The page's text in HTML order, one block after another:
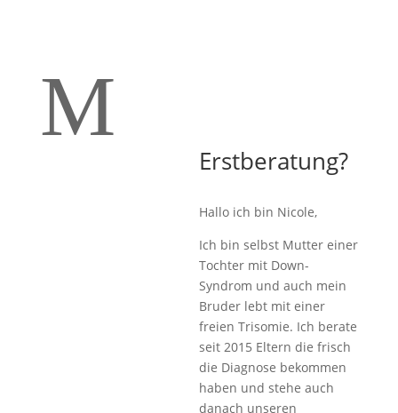
M
Erstberatung?
Hallo ich bin Nicole,
Ich bin selbst Mutter einer
Tochter mit Down-
Syndrom und auch mein
Bruder lebt mit einer
freien Trisomie. Ich berate
seit 2015 Eltern die frisch
die Diagnose bekommen
haben und stehe auch
danach unseren